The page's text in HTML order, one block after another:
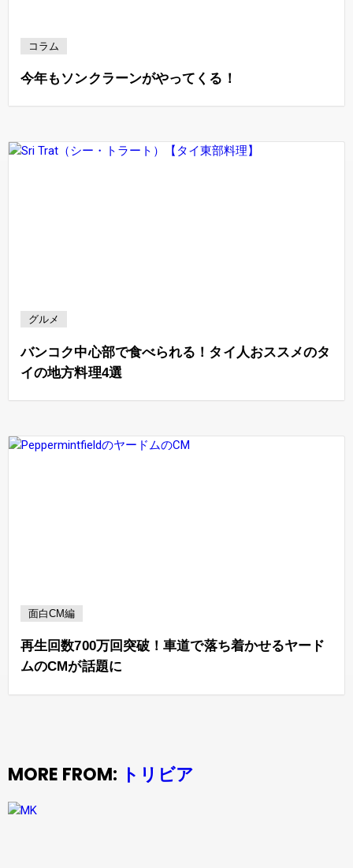
コラム
今年もソンクラーンがやってくる！
グルメ
バンコク中心部で食べられる！タイ人おススメのタ
イの地方料理4選
面白CM編
再生回数700万回突破！車道で落ち着かせるヤード
ムのCMが話題に
MORE FROM: トリビア